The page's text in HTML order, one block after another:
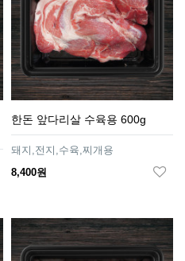
한돈 앞다리살 수육용 600g
돼지,전지,수육,찌개용
8,400원